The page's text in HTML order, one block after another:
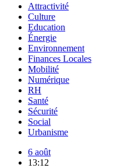
Attractivité
Culture
Education
Énergie
Environnement
Finances Locales
Mobilité
Numérique
RH
Santé
Sécurité
Social
Urbanisme
6 août
13:12